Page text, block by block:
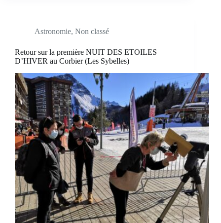
Astronomie, Non classé
Retour sur la première NUIT DES ETOILES
D’HIVER au Corbier (Les Sybelles)